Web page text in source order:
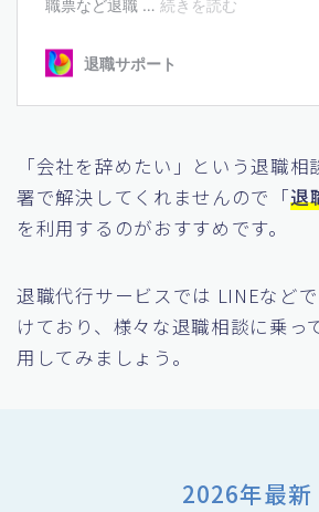
「会社を辞めたい」という退職
署で解決してくれませんので「退
を利用するのがおすすめです。
退職代行サービスでは LINEなど
けており、様々な退職相談に乗っ
用してみましょう。
2026年最新